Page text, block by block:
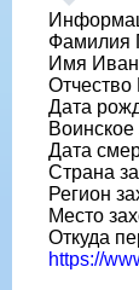
Фамилия
Имя Иван
Отчество
Дата
Воинское
Дата
Страна
Регион
Место
Откуда
https://